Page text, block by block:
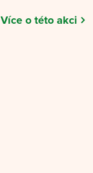
Více o této akci